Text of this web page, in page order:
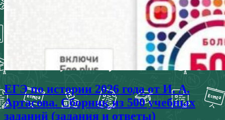
ЕГЭ по истории 2026 года от И. А.
Артасова. Сборник из 500 учебных
заданий (задания и ответы)